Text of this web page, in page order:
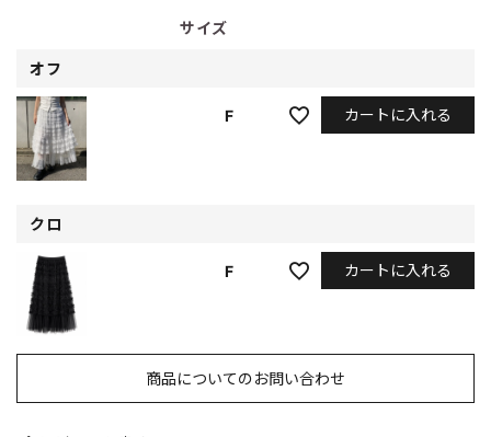
サイズ
オフ
F カートに入れる
クロ
F カートに入れる
商品についてのお問い合わせ